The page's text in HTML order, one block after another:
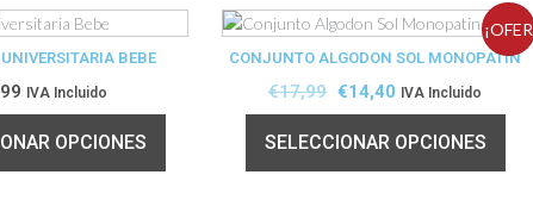
BEBE
IVA Incluido
OPCIONES
¡OFER
CONJUNTO ALGODON SOL MONOPATIN
€17,99 €14,40 IVA Incluido
SELECCIONAR OPCIONES